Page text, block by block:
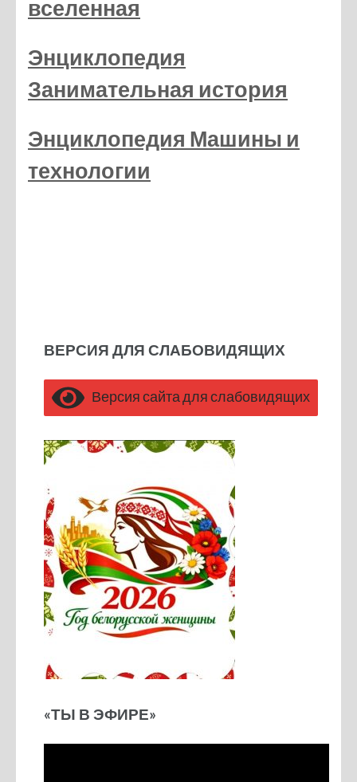
вселенная
Энциклопедия
Занимательная история
Энциклопедия Машины и
технологии
ВЕРСИЯ ДЛЯ СЛАБОВИДЯЩИХ
Версия сайта для слабовидящих
«ТЫ В ЭФИРЕ»